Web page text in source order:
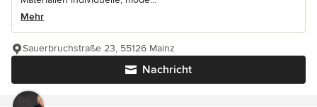
Mehr
Nachricht
Sauerbruchstraße 23, 55126 Mainz